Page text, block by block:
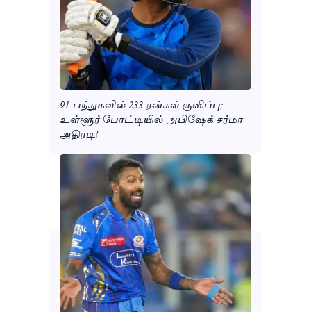
91 பந்துகளில் 233 ரன்கள் குவிப்பு;
உள்ளூர் போட்டியில் அபிஷேக் சர்மா
அதிரடி!